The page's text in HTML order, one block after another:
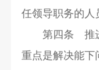
任领导职务的人
第四条 推进
重点是解决能下